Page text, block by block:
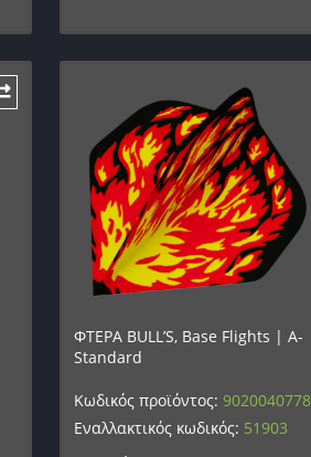
ΦΤΕΡΑ BULL’S, Base Flights | A-
Standard
Κωδικός προϊόντος: 9020040778
Εναλλακτικός κωδικός: 51903